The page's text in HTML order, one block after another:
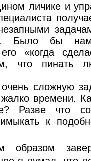
личике и
Было бы
«когда
что пинать
очень сложную
времени.
Разве что
к
образом